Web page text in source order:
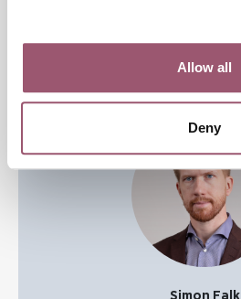
Allow all
Deny
Kontakt
Simon Falk